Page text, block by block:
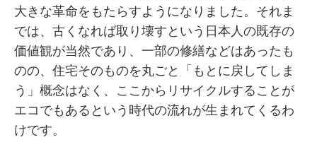
大きな革命をもたらすようになりました。それま
では、古くなれば取り壊すという日本人の既存の
価値観が当然であり、一部の修繕などはあったも
のの、住宅そのものを丸ごと「もとに戻してしま
う」概念はなく、ここからリサイクルすることが
エコでもあるという時代の流れが生まれてくるわ
けです。